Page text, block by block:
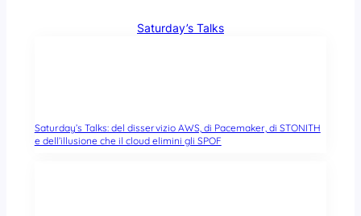
Saturday’s Talks
Saturday’s Talks: del disservizio AWS, di Pacemaker, di STONITH
e dell’illusione che il cloud elimini gli SPOF